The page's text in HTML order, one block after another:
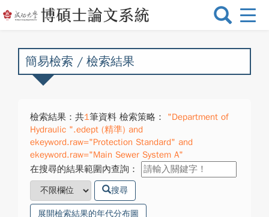
選
換
簡易檢索 / 檢索結果
檢索結果：共1筆資料 檢索策略：
"Department of
Hydraulic ".edept (精準) and
ekeyword.raw="Protection Standard" and
ekeyword.raw="Main Sewer System A"
在搜尋的結果範圍內查詢：
搜尋
展開檢索結果的年代分布圖